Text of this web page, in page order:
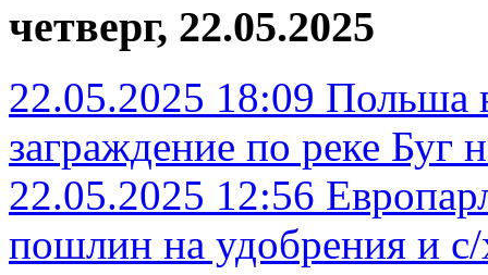
четверг, 22.05.2025
22.05.2025 18:09 Польша
заграждение по реке Буг
22.05.2025 12:56
пошлин на удобрения и